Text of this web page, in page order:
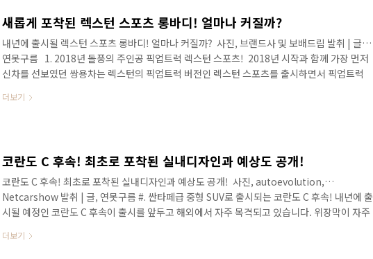
새롭게 포착된 렉스턴 스포츠 롱바디! 얼마나 커질까?
내년에 출시될 렉스턴 스포츠 롱바디! 얼마나 커질까? ​ 사진, 브랜드사 및 보배드림 발취 | 글,
연못구름 ​ ​ 1. 2018년 돌풍의 주인공 픽업트럭 렉스턴 스포츠! ​ 2018년 시작과 함께 가장 먼저
신차를 선보였던 쌍용차는 렉스턴의 픽업트럭 버전인 렉스턴 스포츠를 출시하면서 픽업트럭
까지 상용차 누적 판매량 / 출처 : 오토 다나와 2018년 6월까지 상용차 판매량을 살펴보면 렉스
더보기
코란도 C 후속! 최초로 포착된 실내디자인과 예상도 공개!
코란도 C 후속! 최초로 포착된 실내디자인과 예상도 공개! ​ 사진, autoevolution,
Netcarshow 발취 | 글, 연못구름 #. 싼타페급 중형 SUV로 출시되는 코란도 C 후속! 내년에 출
시될 예정인 코란도 C 후속이 출시를 앞두고 해외에서 자주 목격되고 있습니다. 위장막이 자주
지가 단행되기 때문에 국내 신차출시 기준을 고려한다면 사골과 같은 모델이라고 할 수 있습니
더보기